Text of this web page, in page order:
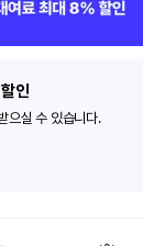
인
으실 수 있습니다.